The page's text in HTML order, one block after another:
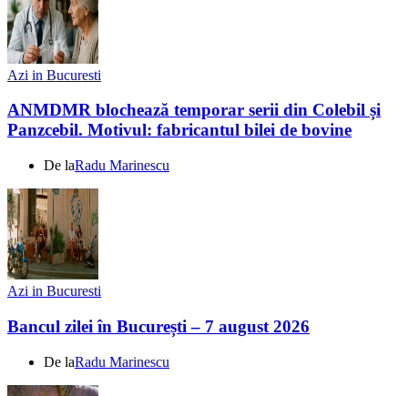
Azi in Bucuresti
ANMDMR blochează temporar serii din Colebil și
Panzcebil. Motivul: fabricantul bilei de bovine
De laRadu Marinescu
Azi in Bucuresti
Bancul zilei în București – 7 august 2026
De laRadu Marinescu